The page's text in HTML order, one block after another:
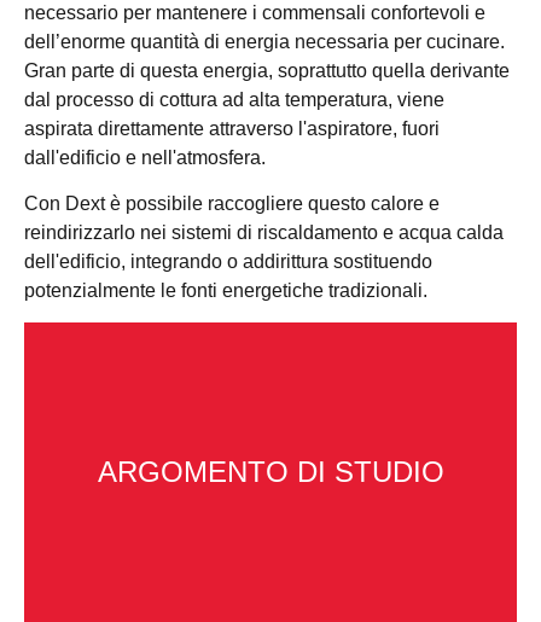
necessario per mantenere i commensali confortevoli e
dell’enorme quantità di energia necessaria per cucinare.
Gran parte di questa energia, soprattutto quella derivante
dal processo di cottura ad alta temperatura, viene
aspirata direttamente attraverso l'aspiratore, fuori
dall'edificio e nell'atmosfera.
Con Dext è possibile raccogliere questo calore e
reindirizzarlo nei sistemi di riscaldamento e acqua calda
dell'edificio, integrando o addirittura sostituendo
potenzialmente le fonti energetiche tradizionali.
ARGOMENTO DI STUDIO